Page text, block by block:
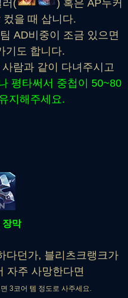
러(
) 혹은 AP누커
을 때 삽니다.
AD비중이 조금 있으면
기도 합니다.
람과 같이 다녀주시고
평타써서 중첩이 50~80
지해주세요.
장막
다던가, 블리츠크랭크가
자주 사망한다면
3코어 템 정도로 사주세요.